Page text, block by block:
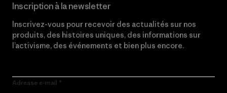
Inscription à la newsletter
Inscrivez-vous pour recevoir des actualités sur nos
produits, des histoires uniques, des informations sur
l’activisme, des événements et bien plus encore.
Adresse e-mail